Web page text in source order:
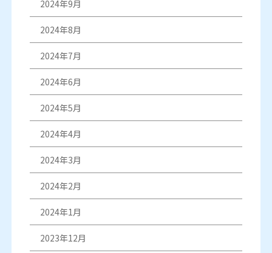
2024年9月
2024年8月
2024年7月
2024年6月
2024年5月
2024年4月
2024年3月
2024年2月
2024年1月
2023年12月